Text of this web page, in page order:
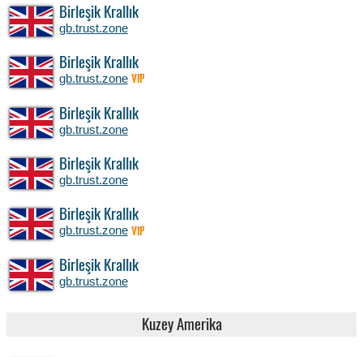
Birleşik Krallık
gb.trust.zone
Birleşik Krallık
gb.trust.zone VIP
Birleşik Krallık
gb.trust.zone
Birleşik Krallık
gb.trust.zone
Birleşik Krallık
gb.trust.zone VIP
Birleşik Krallık
gb.trust.zone
Kuzey Amerika